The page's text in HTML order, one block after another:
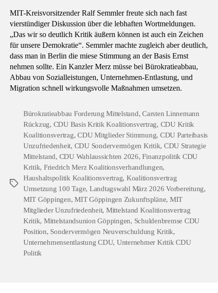
MIT-Kreisvorsitzender Ralf Semmler freute sich nach fast
vierstündiger Diskussion über die lebhaften Wortmeldungen.
„Das wir so deutlich Kritik äußern können ist auch ein Zeichen
für unsere Demokratie“. Semmler machte zugleich aber deutlich,
dass man in Berlin die miese Stimmung an der Basis Ernst
nehmen sollte. Ein Kanzler Merz müsse bei Bürokratieabbau,
Abbau von Sozialleistungen, Unternehmen-Entlastung, und
Migration schnell wirkungsvolle Maßnahmen umsetzen.
Schlagwörter
Bürokratieabbau Forderung Mittelstand,Carsten Linnemann
Rückzug, CDU Basis Kritik Koalitionsvertrag, CDU Kritik
Koalitionsvertrag,CDU Mitglieder Stimmung, CDU Parteibasis
Unzufriedenheit, CDU Sondervermögen Kritik, CDU Strategie
Mittelstand, CDU Wahlaussichten 2026,Finanzpolitik CDU
Kritik, Friedrich Merz Koalitionsverhandlungen,
Haushaltspolitik Koalitionsvertrag, Koalitionsvertrag
Umsetzung 100 Tage, Landtagswahl März 2026 Vorbereitung,
MIT Göppingen,MIT Göppingen Zukunftspläne, MIT
Mitglieder Unzufriedenheit, Mittelstand Koalitionsvertrag
Kritik, Mittelstandsunion Göppingen, Schuldenbremse CDU
Position, Sondervermögen Neuverschuldung Kritik,
Unternehmensentlastung CDU, Unternehmer Kritik CDU
Politik